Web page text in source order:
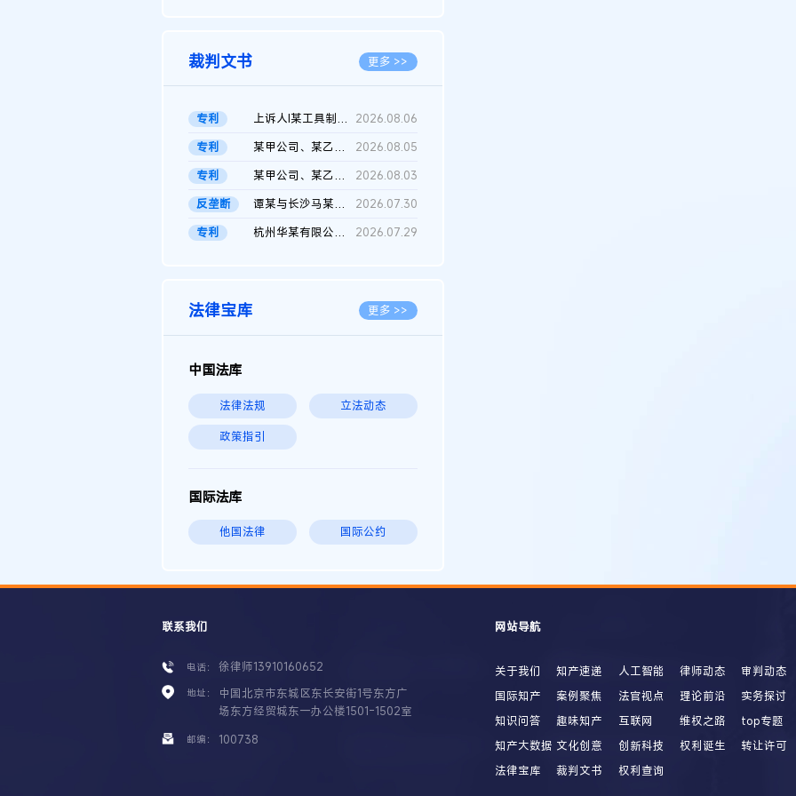
裁判文书 更多 >>
专利 上诉人I某工具制品有限公司与被上诉人程某及一审被告中华人民共和...
2026.08.06
专利
某甲公司、某乙公司、某丙公司申请诉前行为保全复议裁定书
2026.08.05
专利
某甲公司、某乙公司、官某与某丙公司专利申请权权属纠纷 二审判决...
2026.08.03
反垄断
谭某与长沙马某堆农产品股份有限公司滥用市场支配地位纠纷二审裁...
2026.07.30
专利
杭州华某有限公司与菲某有限公司侵害发明专利权纠纷 2026.07.29
法律宝库 更多 >>
中国法库
法律法规 立法动态
政策指引
国际法库
他国法律 国际公约
联系我们
电话： 徐律师13910160652
地址：
中国北京市东城区东长安街1号东方广
场东方经贸城东一办公楼1501-1502室
邮编： 100738
网站导航
关于我们 知产速递 人工智能 律师动态
审判动态
国际知产
案例聚焦 法官视点 理论前沿
实务探讨
知识问答
趣味知产 互联网 维权之路
top专题
知产大数据 文化创意 创新科技 权利诞生
转让许可
法律宝库
裁判文书 权利查询